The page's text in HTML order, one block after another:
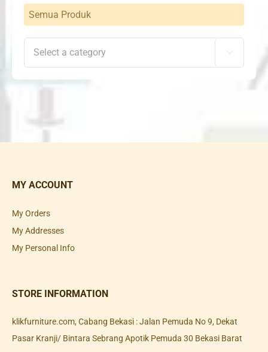
Semua Produk

MY ACCOUNT
My Orders
My Addresses
My Personal Info
STORE INFORMATION
klikfurniture.com, Cabang Bekasi : Jalan Pemuda No 9, Dekat
Pasar Kranji/ Bintara Sebrang Apotik Pemuda 30 Bekasi Barat